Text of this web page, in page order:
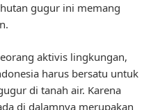
gugur ini memang
aktivis lingkungan,
harus bersatu untuk
di tanah air. Karena
di dalamnya merupakan